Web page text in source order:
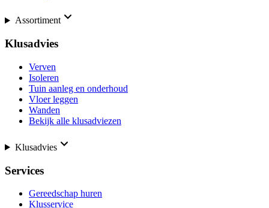
Assortiment
Klusadvies
Verven
Isoleren
Tuin aanleg en onderhoud
Vloer leggen
Wanden
Bekijk alle klusadviezen
Klusadvies
Services
Gereedschap huren
Klusservice